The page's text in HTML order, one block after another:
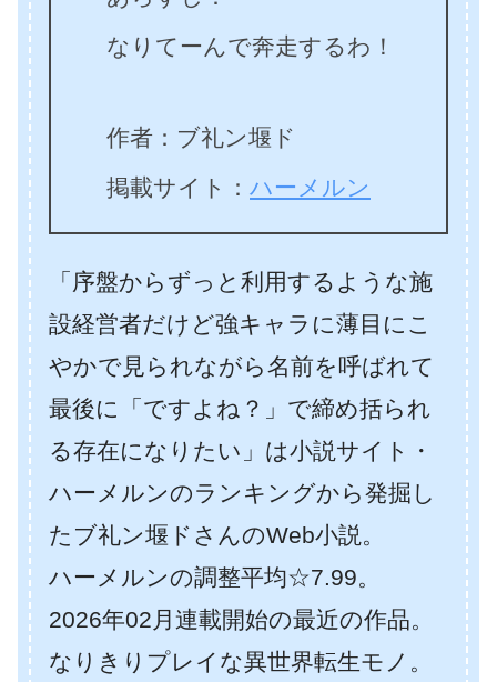
なりてーんで奔走するわ！
作者：ブ礼ン堰ド
掲載サイト： ハーメルン
「序盤からずっと利用するような施
設経営者だけど強キャラに薄目にこ
やかで見られながら名前を呼ばれて
最後に「ですよね？」で締め括られ
る存在になりたい」は小説サイト・
ハーメルンのランキングから発掘し
たブ礼ン堰ドさんのWeb小説。
ハーメルンの調整平均☆7.99。
2026年02月連載開始の最近の作品。
なりきりプレイな異世界転生モノ。